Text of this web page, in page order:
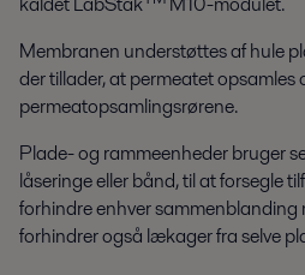
Membranen understøttes af hule
der tillader, at permeatet opsamles
permeatopsamlingsrørene.
Plade- og rammeenheder bruger
låseringe eller bånd, til at forsegle
forhindre enhver sammenblanding
forhindrer også lækager fra selve